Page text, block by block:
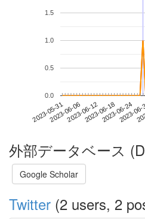
2023-05-312023-06-062023-06-122023-06-182023-06-24
2023-
0.0
0.5
1.0
1.5
外部データベース
Google Scholar
Twitter (2 users, 2